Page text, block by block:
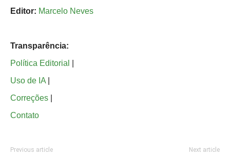
Editor: Marcelo Neves
Transparência:
Política Editorial
Uso de IA
Correções
Contato
Previous article Next article